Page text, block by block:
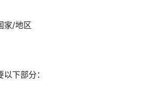
家/地区
下部分：